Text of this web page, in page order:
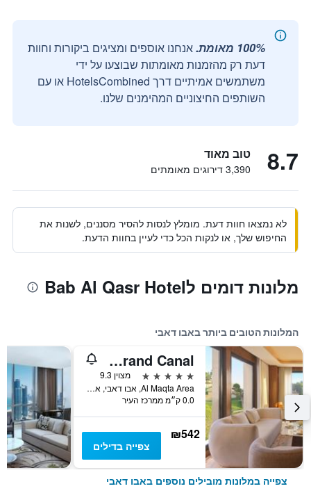
100% מאומת.
אנחנו אוספים ומציגים ביקורות וחוות
דעת רק מהזמנות מאומתות שבוצעו על ידי
משתמשים אמיתיים דרך HotelsCombined או עם
השותפים החיצוניים המהימנים שלנו.
8.7 טוב מאוד
3,390 דירוגים מאומתים
לא נמצאו חוות דעת. מומלץ לנסות להסיר מסננים, לשנות את
החיפוש שלך, או לנקות הכל כדי לעיין בחוות הדעת.
מלונות דומים לBab Al Qasr Hotel
המלונות הטובים ביותר באבו דאבי
The Ritz-Carlton Abu Dhabi, Grand Canal
5 כוכבים
מצוין 9.3
Al Maqta Area, אבו דאבי, איחוד האמירויות הערביות
0.0 ק״מ ממרכז העיר
₪542
צפייה בדילים
צפייה במלונות מובילים נוספים באבו דאבי